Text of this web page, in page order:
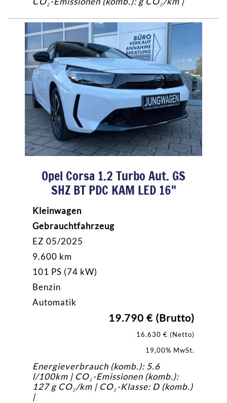
Opel Corsa 1.2 Turbo Aut. GS
SHZ BT PDC KAM LED 16"
Kleinwagen
Gebrauchtfahrzeug
EZ 05/2025
9.600 km
101 PS (74 kW)
Benzin
Automatik
19.790 € (Brutto)
16.630 € (Netto)
19,00% MwSt.
Energieverbrauch (komb.): 5.6
l/100km | CO₂-Emissionen (komb.):
127 g CO₂/km | CO₂-Klasse: D (komb.)
|